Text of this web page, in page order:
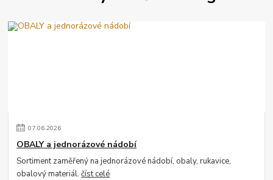
07.06.2026
OBALY a jednorázové nádobí
Sortiment zaměřený na jednorázové nádobí, obaly, rukavice,
obalový materiál.číst celé